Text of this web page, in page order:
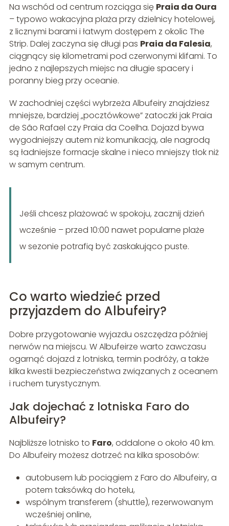
Na wschód od centrum rozciąga się Praia da Oura
– typowo wakacyjna plaża przy dzielnicy hotelowej,
z licznymi barami i łatwym dostępem z okolic The
Strip. Dalej zaczyna się długi pas Praia da Falesia,
ciągnący się kilometrami pod czerwonymi klifami. To
jedno z najlepszych miejsc na długie spacery i
poranny bieg przy oceanie.
W zachodniej części wybrzeża Albufeiry znajdziesz
mniejsze, bardziej „pocztówkowe” zatoczki jak Praia
de São Rafael czy Praia da Coelha. Dojazd bywa
wygodniejszy autem niż komunikacją, ale nagrodą
są ładniejsze formacje skalne i nieco mniejszy tłok niż
w samym centrum.
Jeśli chcesz plażować w spokoju, zacznij dzień
wcześnie – przed 10:00 nawet popularne plaże
w sezonie potrafią być zaskakująco puste.
Co warto wiedzieć przed
przyjazdem do Albufeiry?
Dobre przygotowanie wyjazdu oszczędza później
nerwów na miejscu. W Albufeirze warto zawczasu
ogarnąć dojazd z lotniska, termin podróży, a także
kilka kwestii bezpieczeństwa związanych z oceanem
i ruchem turystycznym.
Jak dojechać z lotniska Faro do
Albufeiry?
Najbliższe lotnisko to Faro, oddalone o około 40 km.
Do Albufeiry możesz dotrzeć na kilka sposobów:
autobusem lub pociągiem z Faro do Albufeiry, a
potem taksówką do hotelu,
wspólnym transferem (shuttle), rezerwowanym
wcześniej online,